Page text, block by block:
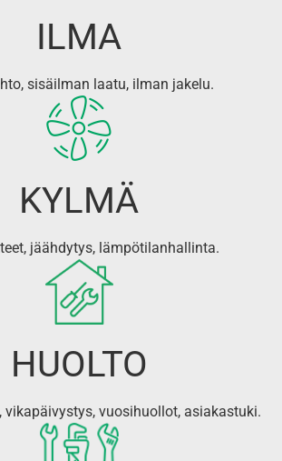
ILMA
sisäilman laatu, ilman jakelu.
KYLMÄ
jäähdytys, lämpötilanhallinta.
HUOLTO
vuosihuollot, asiakastuki.